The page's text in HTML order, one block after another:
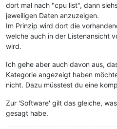
dort mal nach "cpu list", dann
jeweiligen Daten anzuzeigen.
Im Prinzip wird dort die
welche auch in der Listenansicht
wird.
Ich gehe aber auch davon aus,
Kategorie angezeigt haben
nicht. Dazu müsstest du eine
Zur 'Software' gilt das gleiche,
gesagt habe.